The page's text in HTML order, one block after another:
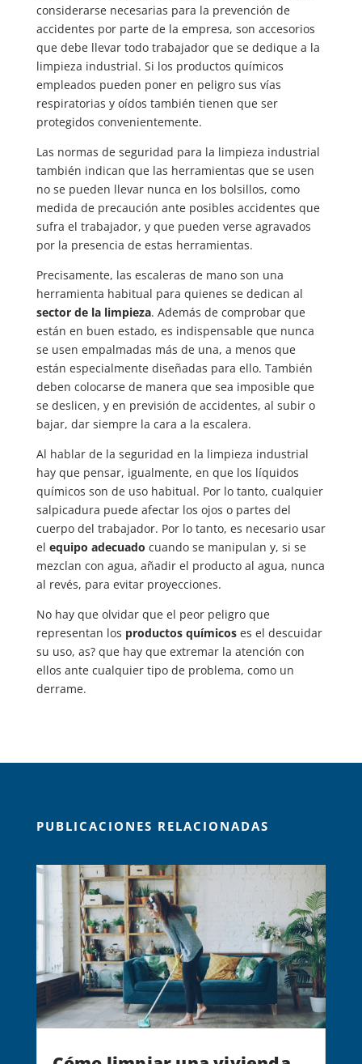
considerarse necesarias para la prevención de
accidentes por parte de la empresa, son accesorios
que debe llevar todo trabajador que se dedique a la
limpieza industrial. Si los productos químicos
empleados pueden poner en peligro sus vías
respiratorias y oídos también tienen que ser
protegidos convenientemente.
Las normas de seguridad para la limpieza industrial
también indican que las herramientas que se usen
no se pueden llevar nunca en los bolsillos, como
medida de precaución ante posibles accidentes que
sufra el trabajador, y que pueden verse agravados
por la presencia de estas herramientas.
Precisamente, las escaleras de mano son una
herramienta habitual para quienes se dedican al
sector de la limpieza. Además de comprobar que
están en buen estado, es indispensable que nunca
se usen empalmadas más de una, a menos que
están especialmente diseñadas para ello. También
deben colocarse de manera que sea imposible que
se deslicen, y en previsión de accidentes, al subir o
bajar, dar siempre la cara a la escalera.
Al hablar de la seguridad en la limpieza industrial
hay que pensar, igualmente, en que los líquidos
químicos son de uso habitual. Por lo tanto, cualquier
salpicadura puede afectar los ojos o partes del
cuerpo del trabajador. Por lo tanto, es necesario usar
el equipo adecuado cuando se manipulan y, si se
mezclan con agua, añadir el producto al agua, nunca
al revés, para evitar proyecciones.
No hay que olvidar que el peor peligro que
representan los productos químicoses el descuidar
su uso, as? que hay que extremar la atención con
ellos ante cualquier tipo de problema, como un
derrame.
PUBLICACIONES RELACIONADAS